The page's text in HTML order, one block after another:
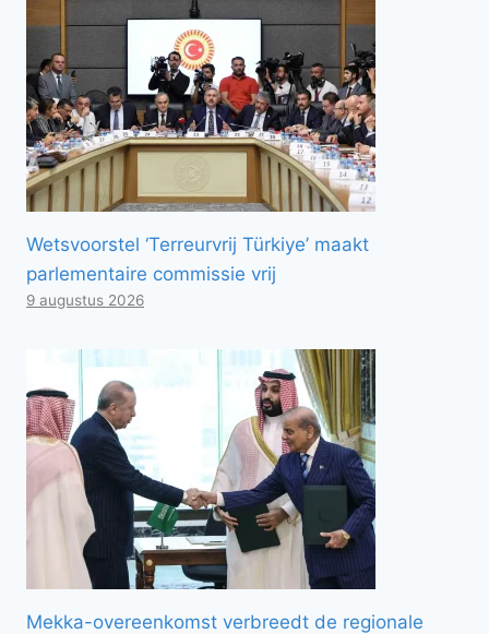
Wetsvoorstel ‘Terreurvrij Türkiye’ maakt
parlementaire commissie vrij
9 augustus 2026
Mekka-overeenkomst verbreedt de regionale